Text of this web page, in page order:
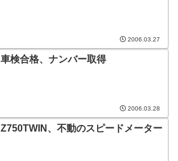
2006.03.27
車検合格、ナンバー取得
2006.03.28
Z750TWIN、不動のスピードメーター